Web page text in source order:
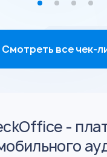
Смотреть все чек-
-